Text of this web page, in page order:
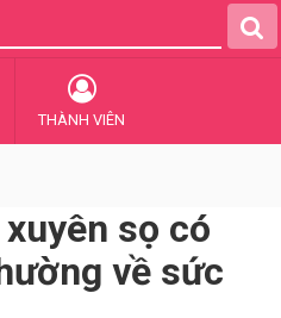
THÀNH VIÊN
sọ có
về sức